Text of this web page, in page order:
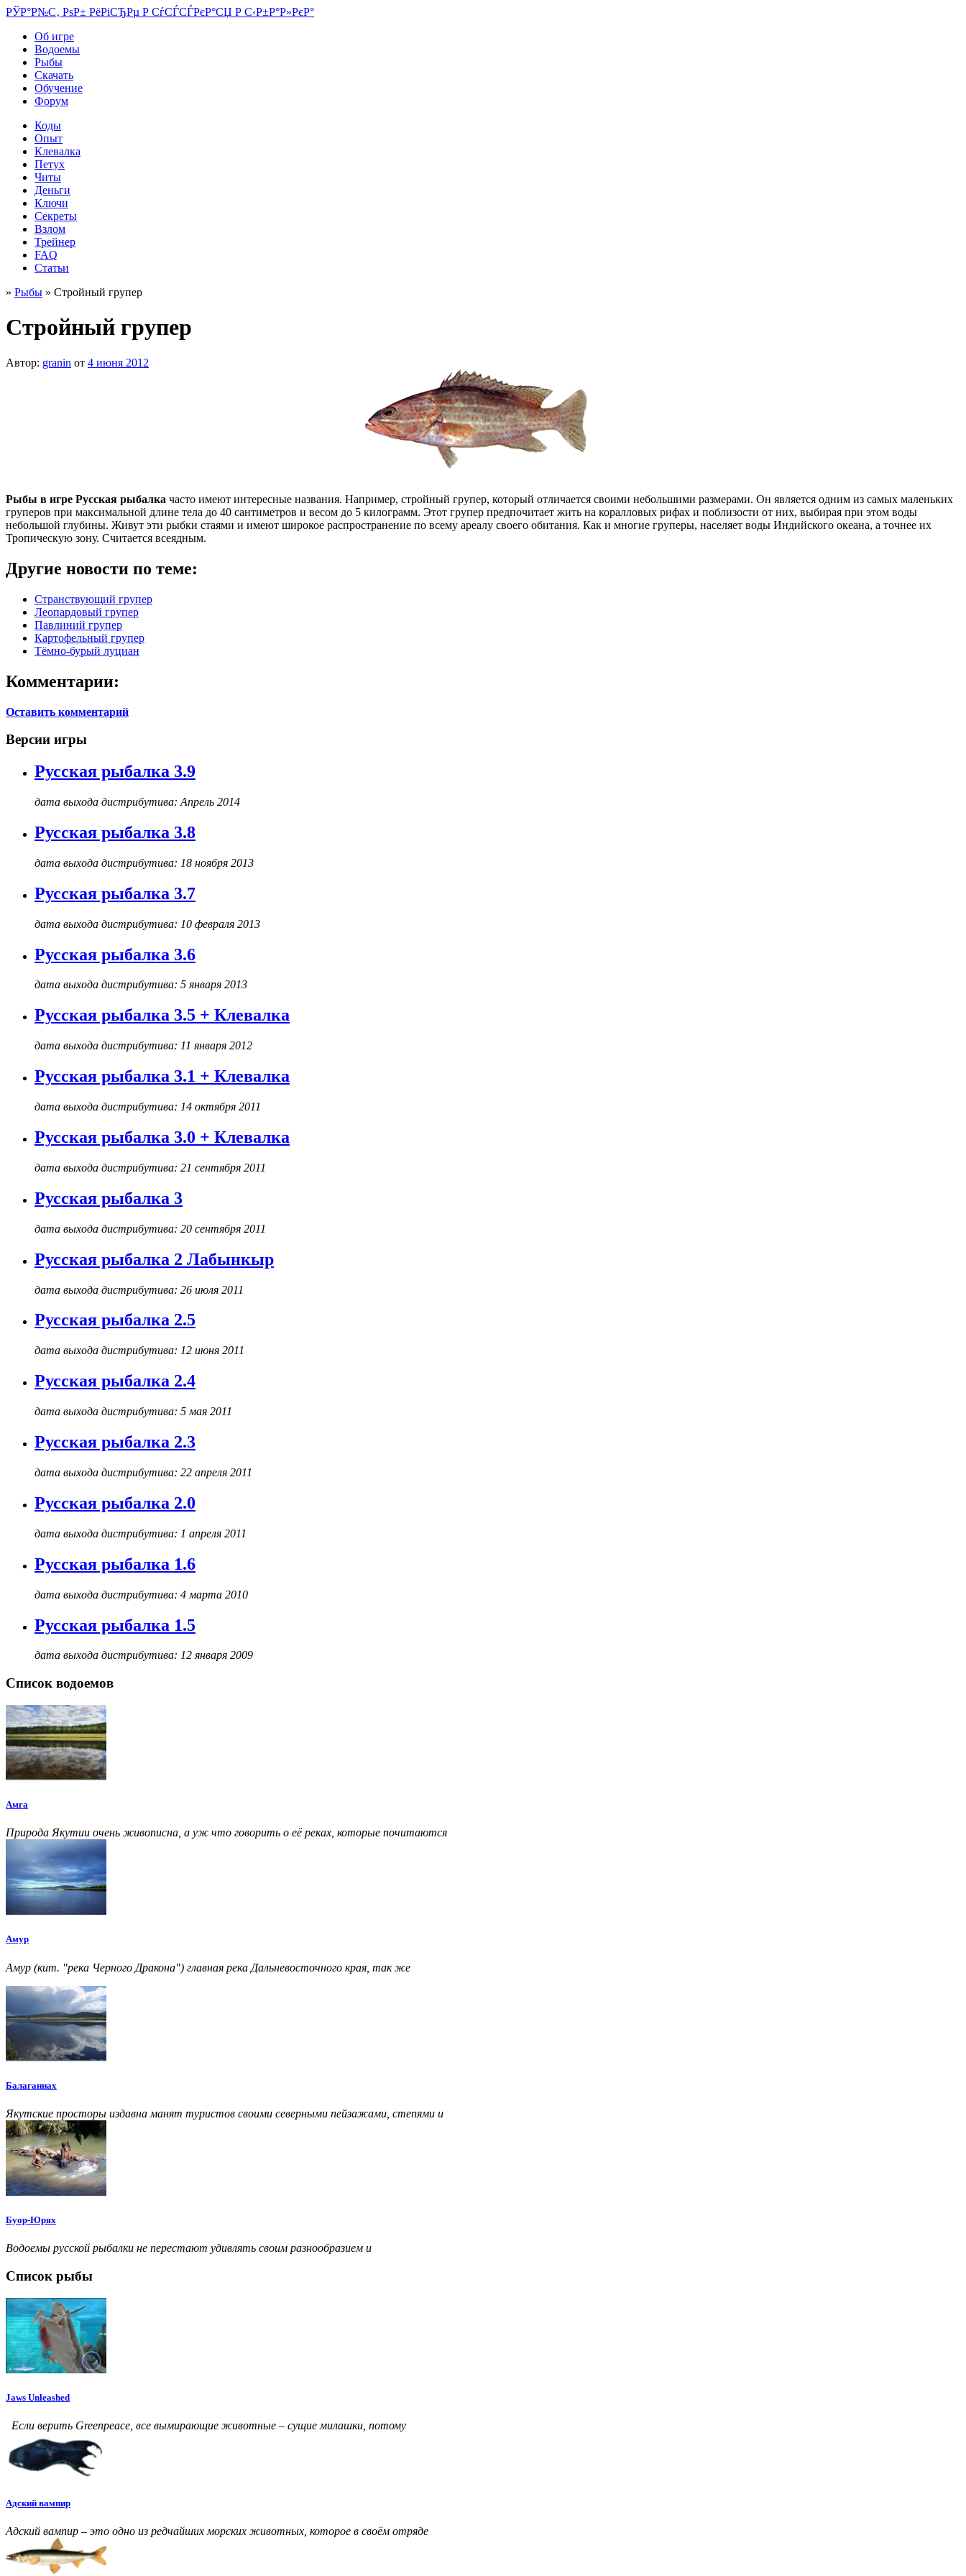
РЎР°Р№С‚ РѕР± РёРіСЂРµ Р СѓСЃСЃРєР°СЏ Р С‹Р±Р°Р»РєР°
Об игре
Водоемы
Рыбы
Скачать
Обучение
Форум
Коды
Опыт
Клевалка
Петух
Читы
Деньги
Ключи
Секреты
Взлом
Трейнер
FAQ
Статьи
» Рыбы » Стройный групер
Стройный групер
Автор: granin от 4 июня 2012
Рыбы в игре Русская рыбалка часто имеют интересные названия. Например, стройный групер, который отличается своими небольшими размерами. Он является одним из самых маленьких
груперов при максимальной длине тела до 40 сантиметров и весом до 5 килограмм. Этот групер предпочитает жить на коралловых рифах и поблизости от них, выбирая при этом воды
небольшой глубины. Живут эти рыбки стаями и имеют широкое распространение по всему ареалу своего обитания. Как и многие груперы, населяет воды Индийского океана, а точнее их
Тропическую зону. Считается всеядным.
Другие новости по теме:
Странствующий групер
Леопардовый групер
Павлиний групер
Картофельный групер
Тёмно-бурый луциан
Комментарии:
Оставить комментарий
Версии игры
Русская рыбалка 3.9
дата выхода дистрибутива: Апрель 2014
Русская рыбалка 3.8
дата выхода дистрибутива: 18 ноября 2013
Русская рыбалка 3.7
дата выхода дистрибутива: 10 февраля 2013
Русская рыбалка 3.6
дата выхода дистрибутива: 5 января 2013
Русская рыбалка 3.5 + Клевалка
дата выхода дистрибутива: 11 января 2012
Русская рыбалка 3.1 + Клевалка
дата выхода дистрибутива: 14 октября 2011
Русская рыбалка 3.0 + Клевалка
дата выхода дистрибутива: 21 сентября 2011
Русская рыбалка 3
дата выхода дистрибутива: 20 сентября 2011
Русская рыбалка 2 Лабынкыр
дата выхода дистрибутива: 26 июля 2011
Русская рыбалка 2.5
дата выхода дистрибутива: 12 июня 2011
Русская рыбалка 2.4
дата выхода дистрибутива: 5 мая 2011
Русская рыбалка 2.3
дата выхода дистрибутива: 22 апреля 2011
Русская рыбалка 2.0
дата выхода дистрибутива: 1 апреля 2011
Русская рыбалка 1.6
дата выхода дистрибутива: 4 марта 2010
Русская рыбалка 1.5
дата выхода дистрибутива: 12 января 2009
Список водоемов
Амга
Природа Якутии очень живописна, а уж что говорить о её реках, которые почитаются
Амур
Амур (кит. "река Черного Дракона") главная река Дальневосточного края, так же
Балаганнах
Якутские просторы издавна манят туристов своими северными пейзажами, степями и
Буор-Юрях
Водоемы русской рыбалки не перестают удивлять своим разнообразием и
Список рыбы
Jaws Unleashed
Если верить Greenpeace, все вымирающие животные – сущие милашки, потому
Адский вампир
Адский вампир – это одно из редчайших морских животных, которое в своём отряде